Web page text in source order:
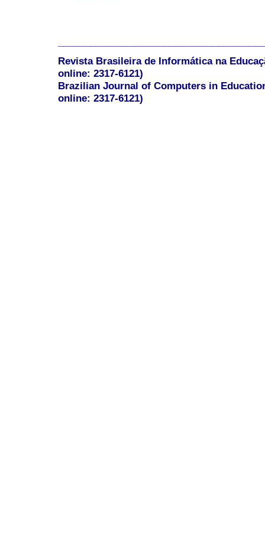
Revista Brasileira de Informática na
online: 2317-6121)
Brazilian Journal of Computers in
online: 2317-6121)